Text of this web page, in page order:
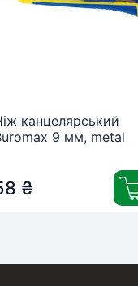
канцелярський
9 мм, metal
₴